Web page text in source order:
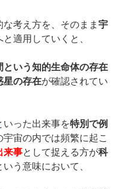
な考え方を、そのまま宇
適用していくと、
という知的生命体の存在
星の存在が確認されてい
いった出来事を特別で例
宙の内では頻繁に起こ
来事として捉える方が科
いう意味において、